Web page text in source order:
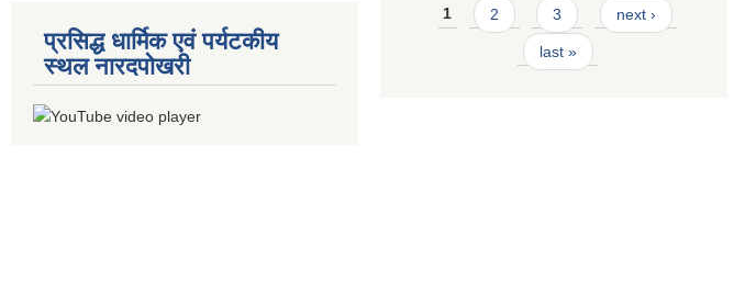
प्रसिद्ध धार्मिक एवं पर्यटकीय
स्थल नारदपोखरी
Pages
1 2 3 next ›
last »